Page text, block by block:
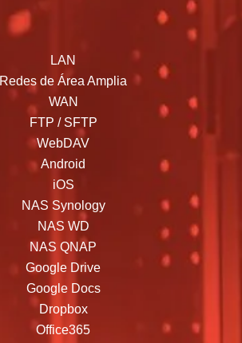
LAN
Redes de Área Amplia
WAN
FTP / SFTP
WebDAV
Android
iOS
NAS Synology
NAS WD
NAS QNAP
Google Drive
Google Docs
Dropbox
Office365